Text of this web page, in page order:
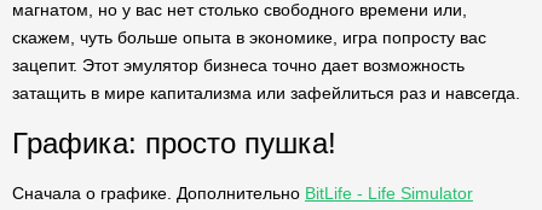
магнатом, но у вас нет столько свободного времени или,
скажем, чуть больше опыта в экономике, игра попросту вас
зацепит. Этот эмулятор бизнеса точно дает возможность
затащить в мире капитализма или зафейлиться раз и навсегда.
Графика: просто пушка!
Сначала о графике. Дополнительно BitLife - Life Simulator